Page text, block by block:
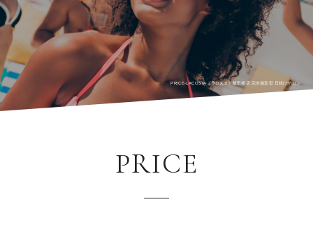
PRICE-LACOSTA《ラコスタ》飯田橋店 完全個室型 日焼けサロン
PRICE